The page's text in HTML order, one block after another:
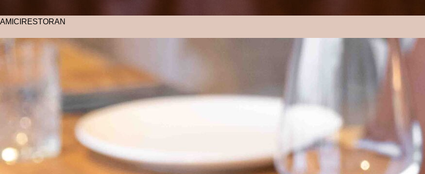
AMICI RESTORAN